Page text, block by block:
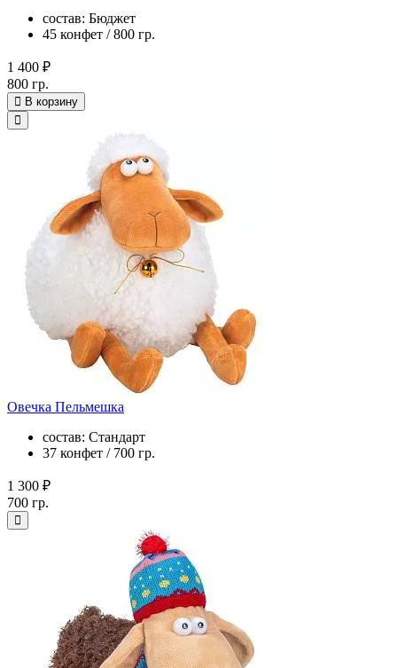
состав: Бюджет
45 конфет / 800 гр.
1 400 ₽
800 гр.
В корзину
Овечка Пельмешка
состав: Стандарт
37 конфет / 700 гр.
1 300 ₽
700 гр.